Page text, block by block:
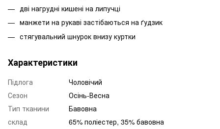
дві нагрудні кишені на липучці
манжети на рукаві застібаються на ґудзик
стягувальний шнурок внизу куртки
Характеристики
Підлога
Чоловічий
Сезон
Осінь-Весна
Тип тканини
Бавовна
склад
65% поліестер, 35% бавовна